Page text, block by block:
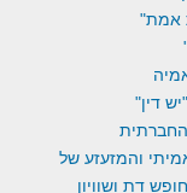
אמת"
דין"
החברתית
והמזעזע של
דת ושוויון